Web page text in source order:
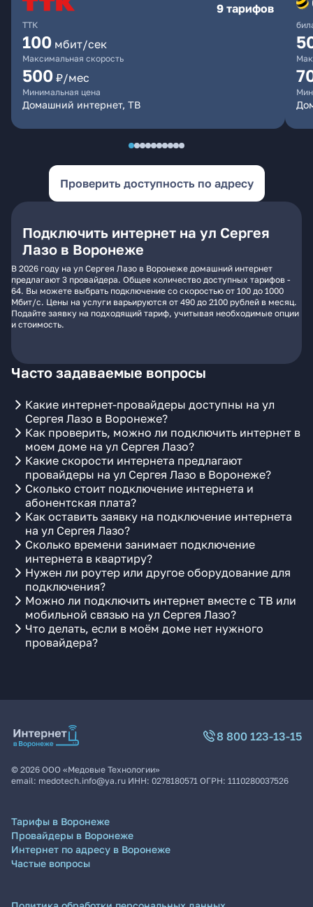
ТТК
9 тарифов
100 мбит/сек
Максимальная скорость
500 ₽/мес
Минимальная цена
Домашний интернет, ТВ
Проверить доступность по адресу
Подключить интернет на ул Сергея
Лазо в Воронеже
В 2026 году на ул Сергея Лазо в Воронеже домашний интернет
предлагают 3 провайдера. Общее количество доступных тарифов -
64. Вы можете выбрать подключение со скоростью от 100 до 1000
Мбит/с. Цены на услуги варьируются от 490 до 2100 рублей в месяц.
Подайте заявку на подходящий тариф, учитывая необходимые опции
и стоимость.
Часто задаваемые вопросы
Какие интернет-провайдеры доступны на ул
Сергея Лазо в Воронеже?
Как проверить, можно ли подключить интернет в
моем доме на ул Сергея Лазо?
Какие скорости интернета предлагают
провайдеры на ул Сергея Лазо в Воронеже?
Сколько стоит подключение интернета и
абонентская плата?
Как оставить заявку на подключение интернета
на ул Сергея Лазо?
Сколько времени занимает подключение
интернета в квартиру?
Нужен ли роутер или другое оборудование для
подключения?
Можно ли подключить интернет вместе с ТВ или
мобильной связью на ул Сергея Лазо?
Что делать, если в моём доме нет нужного
провайдера?
8 800 123-13-15
© 2026 ООО «Медовые Технологии»
email: medotech.info@ya.ru ИНН: 0278180571 ОГРН: 1110280037526
Тарифы в Воронеже
Провайдеры в Воронеже
Интернет по адресу в Воронеже
Частые вопросы